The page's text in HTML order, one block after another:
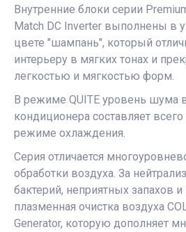
Внутренние блоки серии
Match DC Inverter выполнены
цвете "шампань", который
интерьеру в мягких тонах и
легкостью и мягкостью форм.
В режиме QUITE уровень шума
кондиционера составляет
режиме охлаждения.
Серия отличается
обработки воздуха. За
бактерий, неприятных запахов
плазменная очистка воздуха
Generator, которую дополняет